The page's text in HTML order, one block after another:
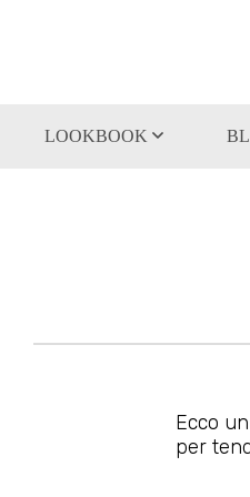
LOOKBOOK
Ecco
per